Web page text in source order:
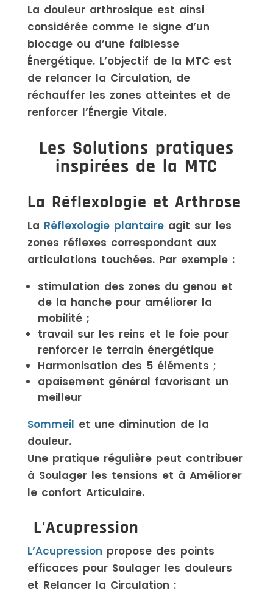
La douleur arthrosique est ainsi
considérée comme le signe d’un
blocage ou d’une faiblesse
Énergétique. L’objectif de la MTC est
de relancer la Circulation, de
réchauffer les zones atteintes et de
renforcer l’Énergie Vitale.
Les Solutions pratiques
inspirées de la MTC
La Réflexologie et Arthrose
La Réflexologie plantaireagit sur les
zones réflexes correspondant aux
articulations touchées. Par exemple :
stimulation des zones du genou et
de la hanche pour améliorer la
mobilité ;
travail sur les reins et le foie pour
renforcer le terrain énergétique
Harmonisation des 5 éléments ;
apaisement général favorisant un
meilleur
Sommeil et une diminution de la
douleur.
Une pratique régulière peut contribuer
à Soulager les tensions et à Améliorer
le confort Articulaire.
L’Acupression
L’Acupression propose des points
efficaces pour Soulager les douleurs
et Relancer la Circulation :